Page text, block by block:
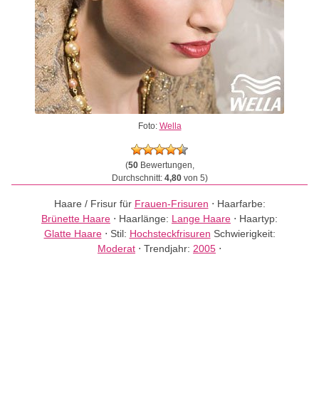
Foto: Wella
(50Bewertungen,
Durchschnitt: 4,80von 5)
Haare / Frisur für Frauen-Frisuren ⋅ Haarfarbe:
Brünette Haare ⋅ Haarlänge: Lange Haare ⋅ Haartyp:
Glatte Haare⋅ Stil: Hochsteckfrisuren Schwierigkeit:
Moderat ⋅ Trendjahr: 2005 ⋅